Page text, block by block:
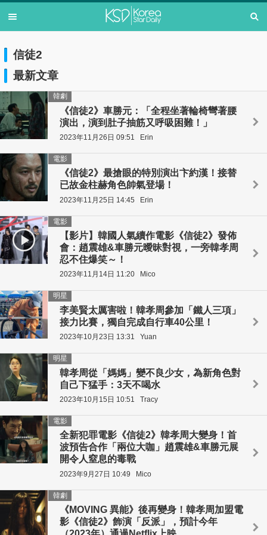
信徒2
最新文章
《信徒2》車勝元：「全程坐著輪椅彎著腰
演出，演到肚子抽筋又呼吸困難！」
韓劇
2023年11月26日 09:51 Erin
《信徒2》最搶眼的特別演出卞約漢！接替
已故金柱赫角色帥氣登場！
電影
2023年11月25日 14:45 Erin
【影片】韓國人氣續作電影《信徒2》發佈
會：趙震雄&車勝元曖昧對視，一旁韓孝周
忍不住爆笑～！
電影
2023年11月14日 11:20 Mico
李美賢太厲害啦！韓孝周參加「鐵人三項」
接力比賽，獨自完成自行車40公里！
明星
2023年10月23日 13:31 Yuan
韓孝周從「媽媽」變不良少女，為新角色對
自己下猛手：3天不喝水
明星
2023年10月15日 10:51 Tracy
全新犯罪電影《信徒2》韓孝周大變身！首
波預告合作「兩位大咖」趙震雄&車勝元展
開令人窒息的毒戰
電影
2023年9月27日 10:49 Mico
《MOVING 異能》後再變身！韓孝周加盟電
影《信徒2》飾演「反派」，預計今年
韓劇